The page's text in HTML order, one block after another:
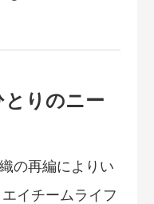
とりのニー
の再編によりい
イチームライフ